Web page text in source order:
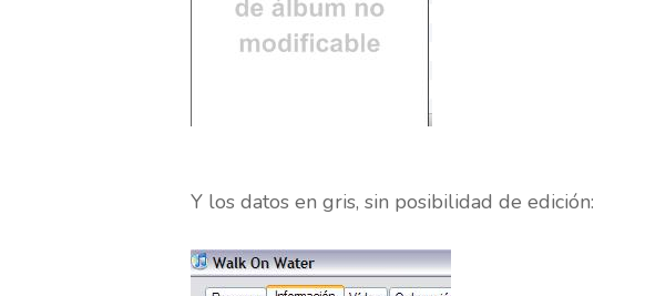
Y los datos en gris, sin posibilidad de edición: